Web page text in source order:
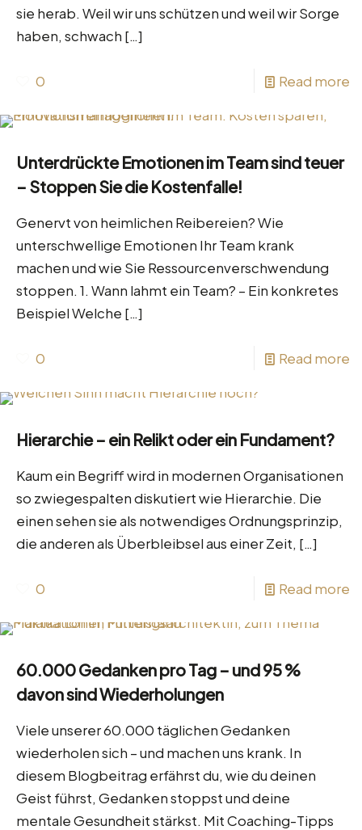
sie herab. Weil wir uns schützen und weil wir Sorge
haben, schwach […]
0 Read more
Unterdrückte Emotionen im Team sind teuer
– Stoppen Sie die Kostenfalle!
Genervt von heimlichen Reibereien? Wie
unterschwellige Emotionen Ihr Team krank
machen und wie Sie Ressourcenverschwendung
stoppen. 1. Wann lahmt ein Team? – Ein konkretes
Beispiel Welche […]
0 Read more
Hierarchie – ein Relikt oder ein Fundament?
Kaum ein Begriff wird in modernen Organisationen
so zwiegespalten diskutiert wie Hierarchie. Die
einen sehen sie als notwendiges Ordnungsprinzip,
die anderen als Überbleibsel aus einer Zeit, […]
0 Read more
60.000 Gedanken pro Tag – und 95 %
davon sind Wiederholungen
Viele unserer 60.000 täglichen Gedanken
wiederholen sich – und machen uns krank. In
diesem Blogbeitrag erfährst du, wie du deinen
Geist führst, Gedanken stoppst und deine
mentale Gesundheit stärkst. Mit Coaching-Tipps